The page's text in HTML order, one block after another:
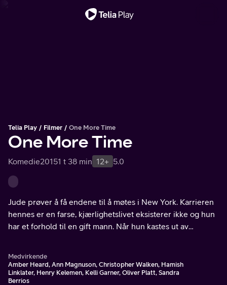
Telia Play Filmer One More Time
One More Time
Komedie20151 t 38 min 12+ 5.0
Jude prøver å få endene til å møtes i New York. Karrieren
hennes er en farse, kjærlighetslivet eksisterer ikke og hun
har et forhold til en gift mann. Når hun kastes ut av
Medvirkende
Amber Heard, Ann Magnuson, Christopher Walken, Hamish
Linklater, Henry Kelemen, Kelli Garner, Oliver Platt, Sandra
Berrios